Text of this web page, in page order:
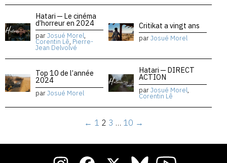
Hatari — Le cinéma
d’horreur en 2024
parJosué Morel,
Corentin Lê, Pierre-
Jean Delvolvé
Critikat a vingt ans
parJosué Morel
Top 10 de l’année
2024
parJosué Morel
Hatari — DIRECT
ACTION
parJosué Morel,
Corentin Lê
← 1 2 3 … 10 →